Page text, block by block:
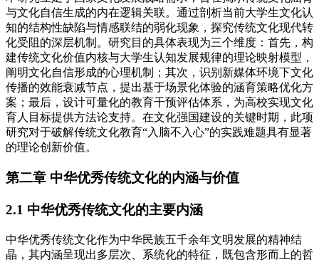
与文化自信生成的内在逻辑关联。通过剖析当前大学生文化认
知的结构性缺陷与情感联结的弱化现象，探究传统文化现代转
化受阻的深层机制。研究目的具体表现为三个维度：首先，构
建传统文化价值内核与大学生认知发展规律的理论映射模型，
阐明文化自信形成的心理机制；其次，识别新媒体环境下文化
传播的效能衰减节点，提出基于场景化体验的涵育策略优化方
案；最后，设计可量化的教育干预评估体系，为高校实现文化
育人目标提供方法论支持。在文化强国建设的关键时期，此项
研究对于破解传统文化教育“入脑不入心”的实践难题具有显著
的理论创新价值。
第二章 中华优秀传统文化的内涵与价值
2.1 中华优秀传统文化的主要内涵
中华优秀传统文化作为中华民族五千余年文明发展的精神结
晶，其内涵呈现出多层次、系统化的特征，既包含形而上的哲